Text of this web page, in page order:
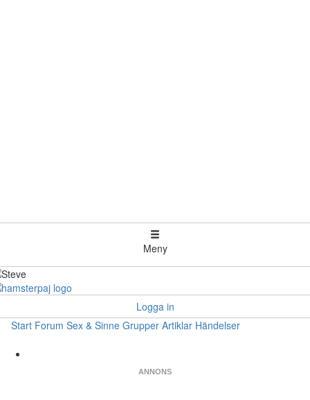
Meny
Logga in
Start Forum Sex & Sinne Grupper Artiklar Händelser
ANNONS